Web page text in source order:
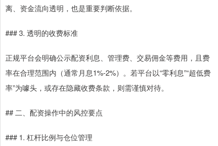
离、资金流向透明，也是重要判断依据。
### 3. 透明的收费标准
正规平台会明确公示配资利息、管理费、交易佣金等费用，且费
率在合理范围内（通常月息1%-2%）。若平台以“零利息”“超低费
率”为噱头，或存在隐藏收费条款，则需谨慎对待。
## 二、配资操作中的风控要点
### 1. 杠杆比例与仓位管理